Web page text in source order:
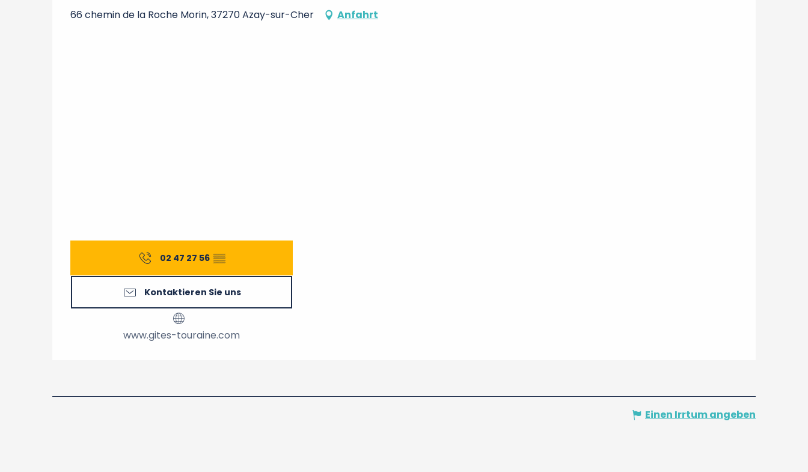
66 chemin de la Roche Morin, 37270 Azay-sur-Cher Anfahrt
02 47 27 56 ▒▒
Kontaktieren Sie uns
www.gites-touraine.com
Einen Irrtum angeben